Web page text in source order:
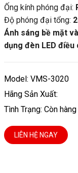
Ống kính phóng đại:
Độ phóng đại tổng:
Ánh sáng bề mặt
dụng đèn LED điều
Model: VMS-3020
Hãng Sản Xuất:
Tình Trạng: Còn hàng
LIÊN HỆ NGAY